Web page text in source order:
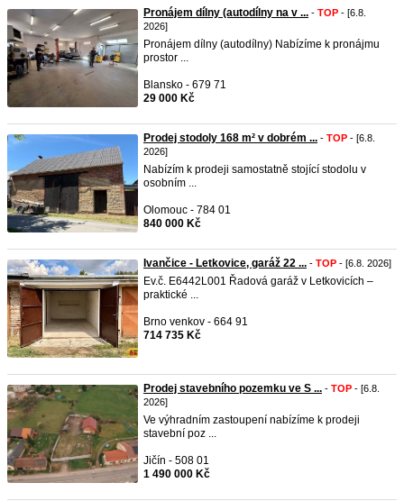
Pronájem dílny (autodílny na v ... - TOP - [6.8.
2026]
Pronájem dílny (autodílny) Nabízíme k pronájmu
prostor ...
Blansko - 679 71
29 000 Kč
Prodej stodoly 168 m² v dobrém ... - TOP - [6.8.
2026]
Nabízím k prodeji samostatně stojící stodolu v
osobním ...
Olomouc - 784 01
840 000 Kč
Ivančice - Letkovice, garáž 22 ... - TOP - [6.8. 2026]
Ev.č. E6442L001 Řadová garáž v Letkovicích –
praktické ...
Brno venkov - 664 91
714 735 Kč
Prodej stavebního pozemku ve S ... - TOP - [6.8.
2026]
Ve výhradním zastoupení nabízíme k prodeji
stavební poz ...
Jičín - 508 01
1 490 000 Kč